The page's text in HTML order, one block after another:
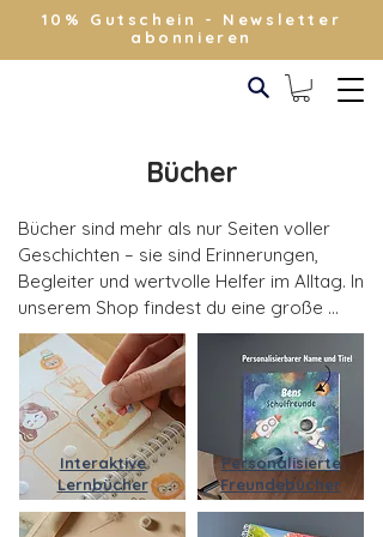
10% Gutschein - Newsletter
abonnieren
Bücher
Bücher sind mehr als nur Seiten voller
Geschichten – sie sind Erinnerungen,
Begleiter und wertvolle Helfer im Alltag. In
unserem Shop findest du eine große
Auswahl an Büchern für Kinder und
Familien, die Freude bereiten, Wissen
vermitteln und unvergessliche Momente
festhalten.
Meilensteinbücher – Erinnerungen
festhalten
Interaktive
Lernbücher
Personalisierte
Freundebücher